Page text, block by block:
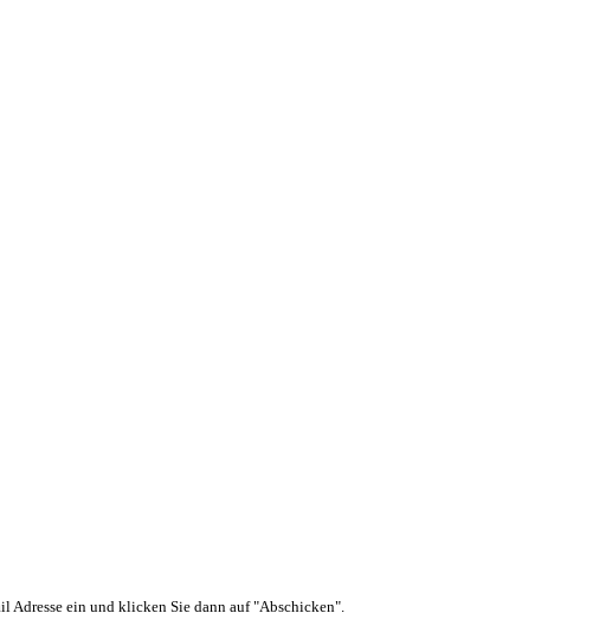
Adresse ein und klicken Sie dann auf "Abschicken".